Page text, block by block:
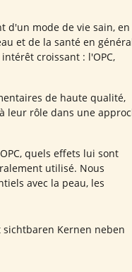
d'un mode de vie sain, en
et de la santé en
croissant : l'OPC,
de haute qualité,
leur rôle dans une
quels effets lui sont
utilisé. Nous
avec la peau, les